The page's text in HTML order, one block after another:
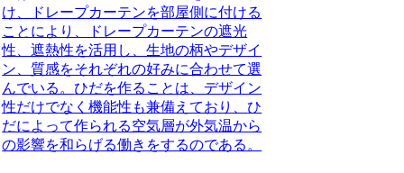
け、ドレープカーテンを部屋側に付ける
ことにより、ドレープカーテンの遮光
性、遮熱性を活用し、生地の柄やデザイ
ン、質感をそれぞれの好みに合わせて選
んでいる。ひだを作ることは、デザイン
性だけでなく機能性も兼備えており、ひ
だによって作られる空気層が外気温から
の影響を和らげる働きをするのである。